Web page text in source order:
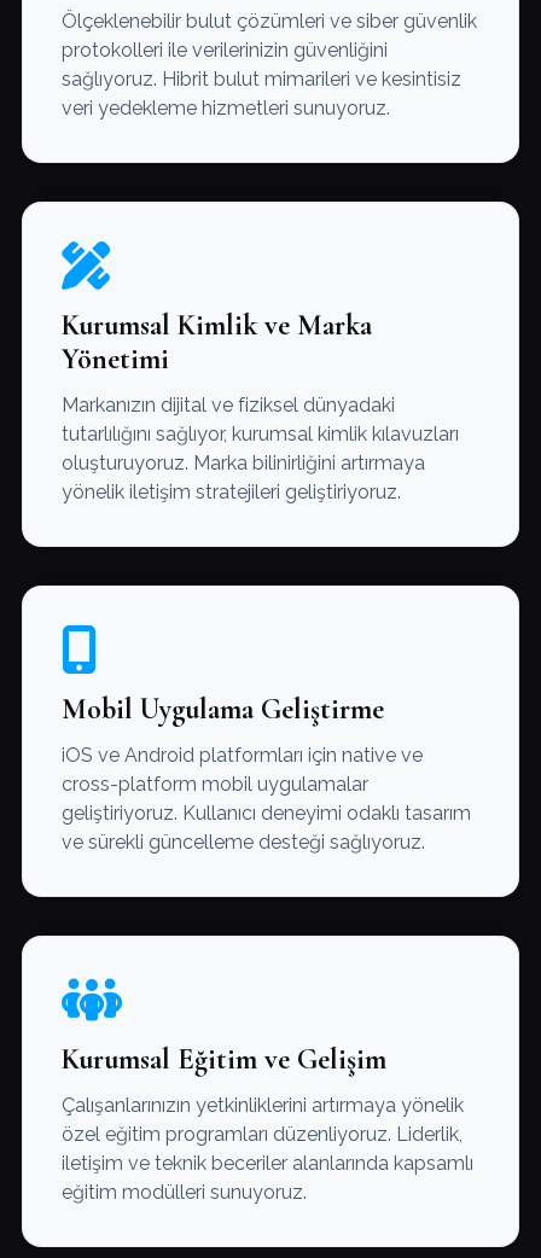
Ölçeklenebilir bulut çözümleri ve siber güvenlik
protokolleri ile verilerinizin güvenliğini
sağlıyoruz. Hibrit bulut mimarileri ve kesintisiz
veri yedekleme hizmetleri sunuyoruz.
Kurumsal Kimlik ve Marka
Yönetimi
Markanızın dijital ve fiziksel dünyadaki
tutarlılığını sağlıyor, kurumsal kimlik kılavuzları
oluşturuyoruz. Marka bilinirliğini artırmaya
yönelik iletişim stratejileri geliştiriyoruz.
Mobil Uygulama Geliştirme
iOS ve Android platformları için native ve
cross-platform mobil uygulamalar
geliştiriyoruz. Kullanıcı deneyimi odaklı tasarım
ve sürekli güncelleme desteği sağlıyoruz.
Kurumsal Eğitim ve Gelişim
Çalışanlarınızın yetkinliklerini artırmaya yönelik
özel eğitim programları düzenliyoruz. Liderlik,
iletişim ve teknik beceriler alanlarında kapsamlı
eğitim modülleri sunuyoruz.